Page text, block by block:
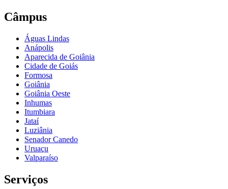
Câmpus
Águas Lindas
Anápolis
Aparecida de Goiânia
Cidade de Goiás
Formosa
Goiânia
Goiânia Oeste
Inhumas
Itumbiara
Jataí
Luziânia
Senador Canedo
Uruaçu
Valparaíso
Serviços